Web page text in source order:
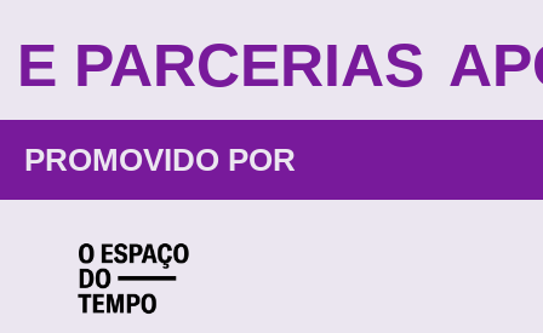
PARCERIAS
PROMOVIDO POR